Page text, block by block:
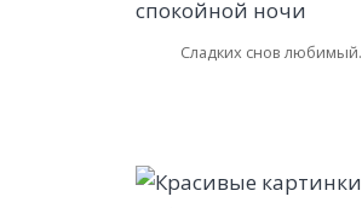
Сладких снов любимый.